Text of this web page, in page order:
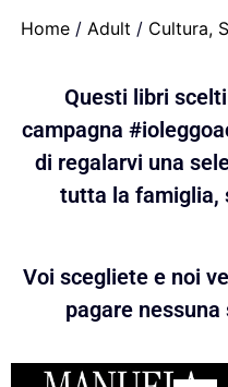
Home / Adult / Cultura,
Questi libri
campagna
di regalarvi una
tutta la famiglia,
Voi scegliete e noi
pagare